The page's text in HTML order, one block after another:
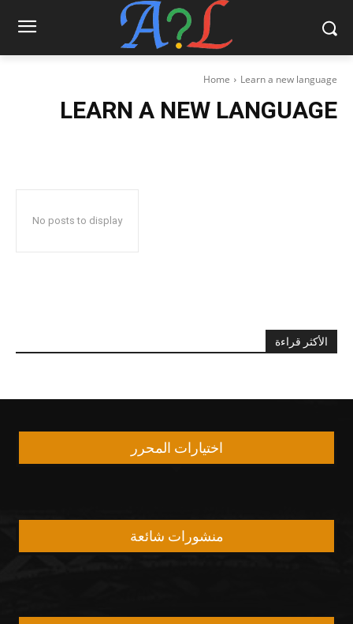
Home Learn a new language
LEARN A NEW LANGUAGE
No posts to display
الأكثر قراءة
اختيارات المحرر
منشورات شائعة